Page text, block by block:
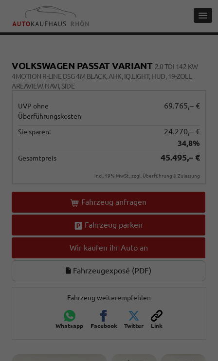
VOLKSWAGEN PASSAT VARIANT 2.0 TDI 142 KW
4MOTION R-LINE DSG 4M BLACK, AHK, IQ.LIGHT, HUD, 19-ZOLL,
AREAVIEW, NAVI, SIDE
UVP ohne
Überführungskosten
69.765,– €
Sie sparen:
24.270,– €
34,8%
Gesamtpreis 45.495,– €
incl. 19% MwSt., zzgl. Überführung & Zulassung
Fahrzeug anfragen
Fahrzeug parken
Wir kaufen ihr Auto an
Fahrzeugexposé (PDF)
Fahrzeug weiterempfehlen
Whatsapp Facebook Twitter Link